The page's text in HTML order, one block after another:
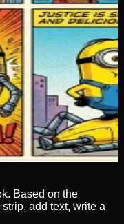
Based on the
add text, write a